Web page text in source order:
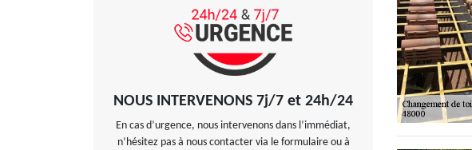
NOUS INTERVENONS 7j/7 et 24h/24
En cas d’urgence, nous intervenons dans l’immédiat,
n’hésitez pas à nous contacter via le formulaire ou à